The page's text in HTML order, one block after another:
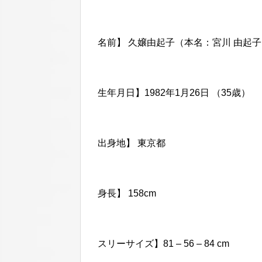
名前】 久嬢由起子（本名：宮川 由起
生年月日】1982年1月26日 （35歳）
出身地】 東京都
身長】 158cm
スリーサイズ】81 – 56 – 84 cm